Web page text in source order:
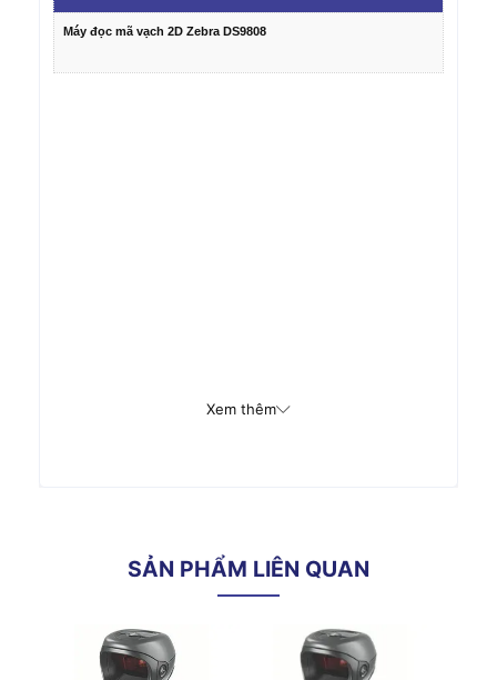
Máy đọc mã vạch 2D Zebra DS9808
Xem thêm
SẢN PHẨM LIÊN QUAN